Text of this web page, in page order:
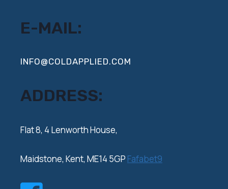
E-MAIL:
INFO@COLDAPPLIED.COM
ADDRESS:
‍Flat 8, 4 Lenworth House,
Maidstone, Kent, ME14 5GP Fafabet9